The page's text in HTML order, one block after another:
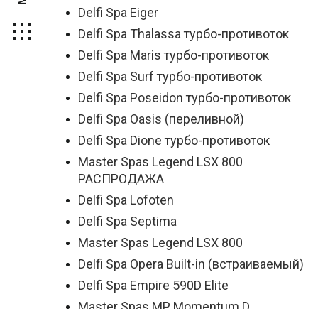
Delfi Spa Eiger
Delfi Spa Thalassa турбо-противоток
Delfi Spa Maris турбо-противоток
Delfi Spa Surf турбо-противоток
Delfi Spa Poseidon турбо-противоток
Delfi Spa Oasis (переливной)
Delfi Spa Dione турбо-противоток
Master Spas Legend LSX 800
РАСПРОДАЖА
Delfi Spa Lofoten
Delfi Spa Septima
Master Spas Legend LSX 800
Delfi Spa Opera Built-in (встраиваемый)
Delfi Spa Empire 590D Elite